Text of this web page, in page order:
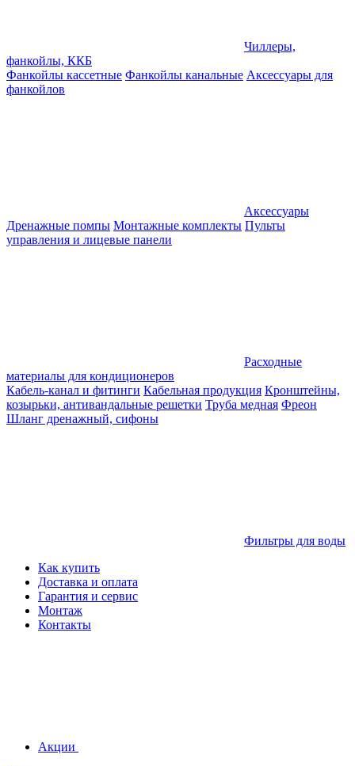
Чиллеры,
фанкойлы, ККБ
Фанкойлы кассетные Фанкойлы канальные Аксессуары для
фанкойлов
Аксессуары
Дренажные помпы Монтажные комплекты Пульты
управления и лицевые панели
Расходные
материалы для кондиционеров
Кабель-канал и фитинги Кабельная продукция Кронштейны,
козырьки, антивандальные решетки Труба медная Фреон
Шланг дренажный, сифоны
Фильтры для воды
Как купить
Доставка и оплата
Гарантия и сервис
Монтаж
Контакты
Акции